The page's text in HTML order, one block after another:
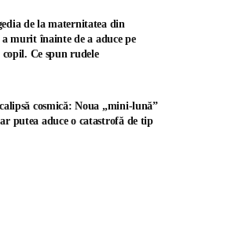
de la maternitatea din
murit înainte de a aduce pe
Ce spun rudele
cosmică: Noua „mini-lună”
putea aduce o catastrofă de tip